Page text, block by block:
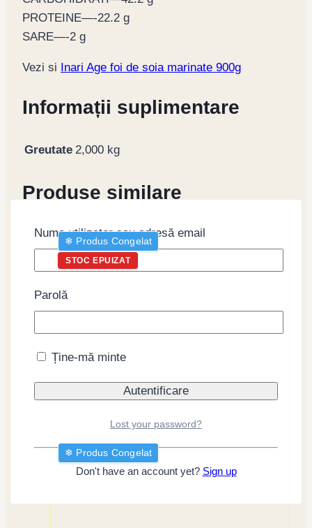
PROTEINE—-22.2 g
SARE—-2 g
Vezi si Inari Age foi de soia marinate 900g
Informații suplimentare
Greutate 2,000 kg
Produse similare
❄︎ Produs Congelat
STOC EPUIZAT
Coajă de yuzu rasă
Kaneku Oroshi Nama
Yuzu, 100g
❄︎ Produs Congelat
Nume utilizator sau adresă email
Parolă
Ține-mă minte
Lost your password?
Don't have an account yet? Sign up